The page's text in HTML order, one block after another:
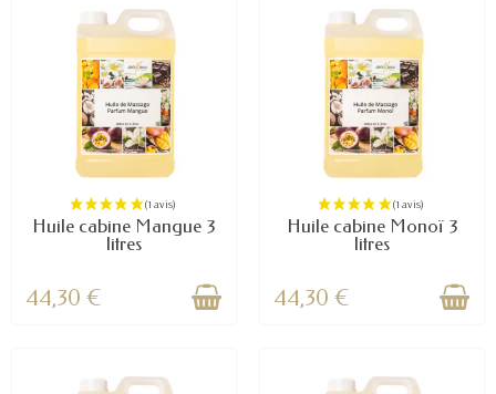
Huile cabine Mangue 3
litres
44,30 €
Huile cabine Monoï 3
litres
44,30 €